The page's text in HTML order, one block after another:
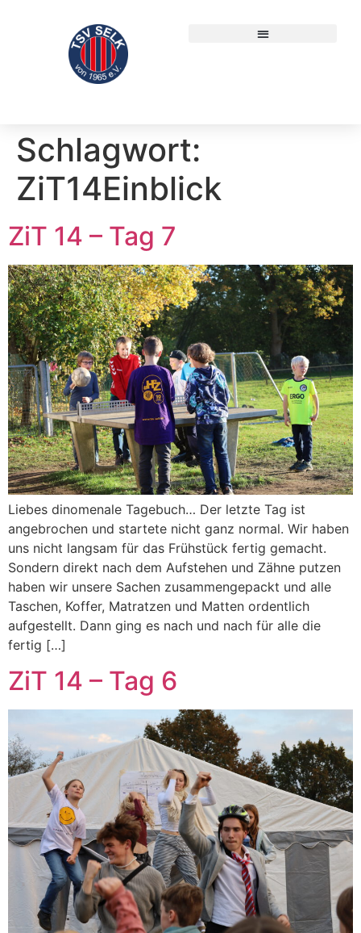
Schlagwort:
ZiT14Einblick
ZiT 14 – Tag 7
Liebes dinomenale Tagebuch… Der letzte Tag ist
angebrochen und startete nicht ganz normal. Wir haben
uns nicht langsam für das Frühstück fertig gemacht.
Sondern direkt nach dem Aufstehen und Zähne putzen
haben wir unsere Sachen zusammengepackt und alle
Taschen, Koffer, Matratzen und Matten ordentlich
aufgestellt. Dann ging es nach und nach für alle die
fertig […]
ZiT 14 – Tag 6